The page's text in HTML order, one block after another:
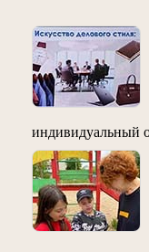
индивидуальный